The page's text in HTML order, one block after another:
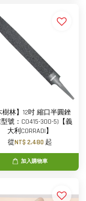
樹林】12吋 縮口半圓銼
號：C0415-300-5)【義
大利CORRADI】
從NT$ 2,480 起
加入購物車